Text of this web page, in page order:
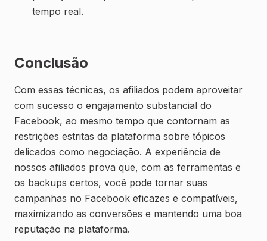
tempo real.
Conclusão
Com essas técnicas, os afiliados podem aproveitar
com sucesso o engajamento substancial do
Facebook, ao mesmo tempo que contornam as
restrições estritas da plataforma sobre tópicos
delicados como negociação. A experiência de
nossos afiliados prova que, com as ferramentas e
os backups certos, você pode tornar suas
campanhas no Facebook eficazes e compatíveis,
maximizando as conversões e mantendo uma boa
reputação na plataforma.